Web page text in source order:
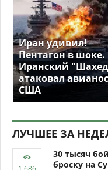
Иран удивил!
Пентагон в шоке.
Иранский
атаковал
США
ЛУЧШЕЕ ЗА
30 тысяч
броску на